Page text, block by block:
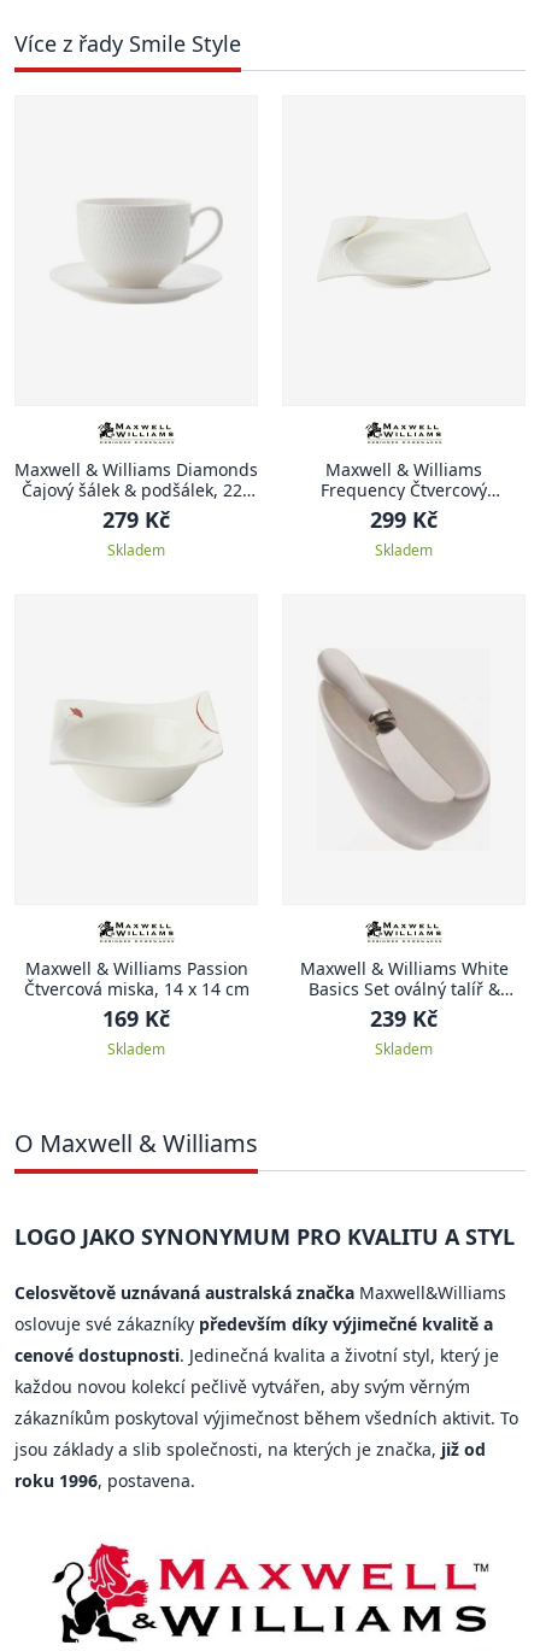
Více z řady Smile Style
Maxwell & Williams Diamonds
Čajový šálek & podšálek, 220
ml
279 Kč
Skladem
Maxwell & Williams
Frequency Čtvercový
polévkový talíř, 22 x 22 cm
299 Kč
Skladem
Maxwell & Williams Passion
Čtvercová miska, 14 x 14 cm
169 Kč
Skladem
Maxwell & Williams White
Basics Set oválný talíř &
mazací nůž
239 Kč
Skladem
O Maxwell & Williams
LOGO JAKO SYNONYMUM PRO KVALITU A STYL
Celosvětově uznávaná australská značka Maxwell&Williams
oslovuje své zákazníky především díky výjimečné kvalitě a
cenové dostupnosti. Jedinečná kvalita a životní styl, který je
každou novou kolekcí pečlivě vytvářen, aby svým věrným
zákazníkům poskytoval výjimečnost během všedních aktivit. To
jsou základy a slib společnosti, na kterých je značka, již od
roku 1996, postavena.